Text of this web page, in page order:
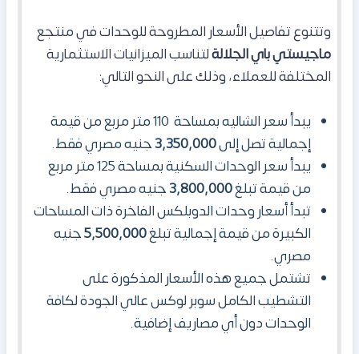
وتتنوع تفاصيل الأسعار المطروحة للوحدات في منتجع
ماجيستي باي الجلالةلتناسب الميزانيات الاستثمارية
المختلفة للعملاء، وذلك على النحو التالي:
يبدأ سعر الشاليه بمساحة 110 متر مربع من قيمة
إجمالية تصل إلى3,350,000جنيه مصري فقط.
يبدأ سعر الوحدات السكنية بمساحة 125 متر مربع
من قيمة تبلغ3,800,000جنيه مصري فقط.
تبدأ أسعار وحدات الدوبلكس الفاخرة ذات المساحات
الكبيرة من قيمة إجمالية تبلغ5,500,000جنيه
مصري.
تشتمل جميع هذه الأسعار المذكورة على
التشطيب الكامل سوبر لوكس عالي الجودة لكافة
الوحدات دون أي مصاريف إضافية.